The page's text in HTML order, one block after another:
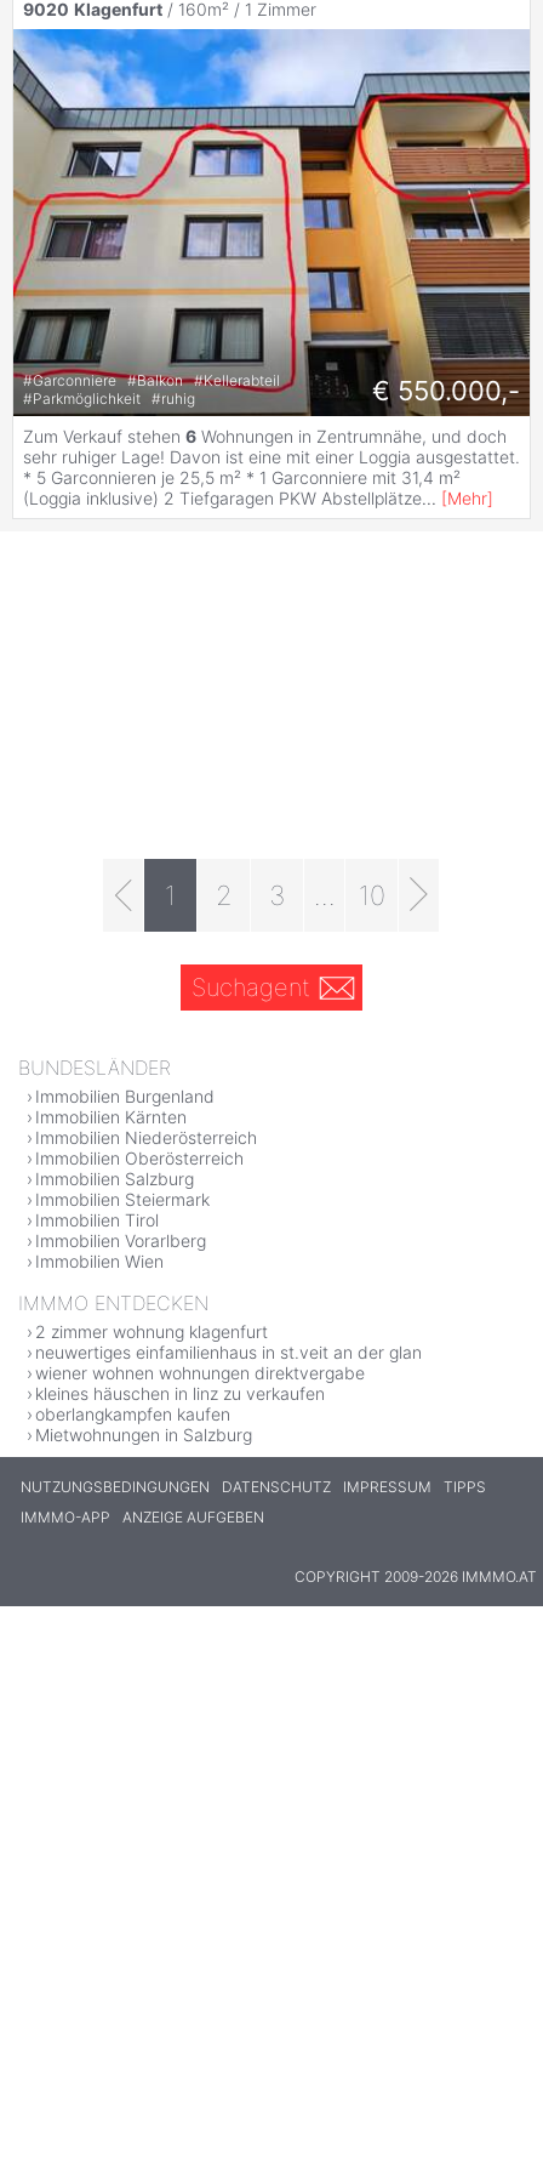
9020 Klagenfurt / 160m² / 1 Zimmer
#Garconniere #Balkon #Kellerabteil
#Parkmöglichkeit #ruhig € 550.000,-
Zum Verkauf stehen 6 Wohnungen in Zentrumnähe, und doch
sehr ruhiger Lage! Davon ist eine mit einer Loggia ausgestattet.
* 5 Garconnieren je 25,5 m² * 1 Garconniere mit 31,4 m²
(Loggia inklusive) 2 Tiefgaragen PKW Abstellplätze... [Mehr]
1 2 3 10
Suchagent
BUNDESLÄNDER
Immobilien Burgenland
Immobilien Kärnten
Immobilien Niederösterreich
Immobilien Oberösterreich
Immobilien Salzburg
Immobilien Steiermark
Immobilien Tirol
Immobilien Vorarlberg
Immobilien Wien
IMMMO ENTDECKEN
2 zimmer wohnung klagenfurt
neuwertiges einfamilienhaus in st.veit an der glan
wiener wohnen wohnungen direktvergabe
kleines häuschen in linz zu verkaufen
oberlangkampfen kaufen
Mietwohnungen in Salzburg
NUTZUNGSBEDINGUNGEN DATENSCHUTZ IMPRESSUM
TIPPS
IMMMO-APP
ANZEIGE AUFGEBEN
COPYRIGHT 2009-2026 IMMMO.AT